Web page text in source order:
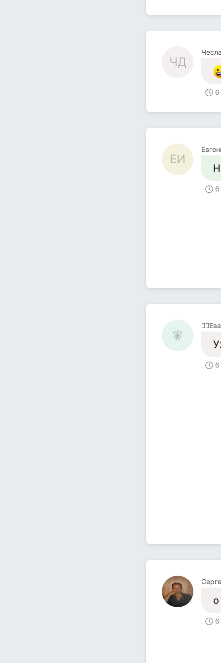
ЧД
6
ЕИ
6
🧚‍
🧚‍♀️Ева
6
6